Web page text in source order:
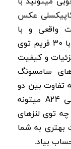
ثبت کنید. دوربین سلفی 13 مگاپیکسلی عکس
واقعی و با
کنتراست بالا میگیره. امکان فیلمبرداری 4K با 30 فریم توی
و کیفیت
سامسونگ
تفاوت بین دو
گوشی خیلی زیاد و فاحش نیست و گوشی A24 میتونه
عکس های خوبی ثبت کنه اما گوشی A34 چه توی لنزهای
بهتری به شما
بیاد.